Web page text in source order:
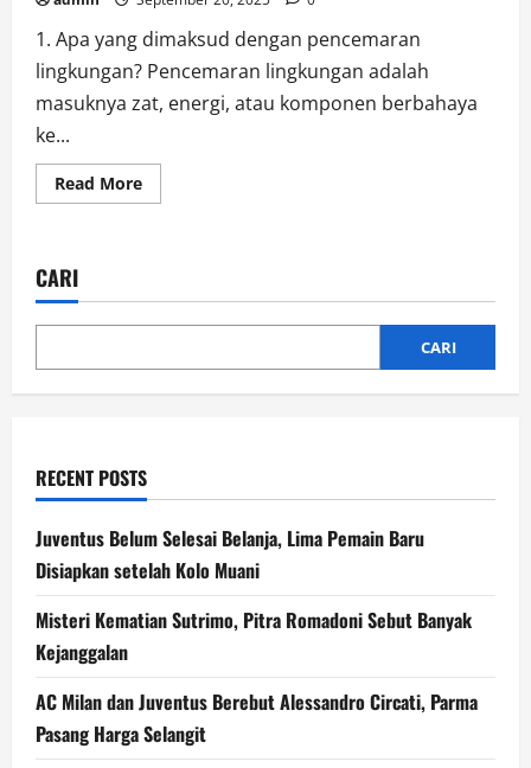
1. Apa yang dimaksud dengan pencemaran
lingkungan? Pencemaran lingkungan adalah
masuknya zat, energi, atau komponen berbahaya
ke...
Read MoreRead
more
agar
Semakin
di
Depan
CARI
CARI
RECENT POSTS
Juventus Belum Selesai Belanja, Lima Pemain Baru
Disiapkan setelah Kolo Muani
Misteri Kematian Sutrimo, Pitra Romadoni Sebut Banyak
Kejanggalan
AC Milan dan Juventus Berebut Alessandro Circati, Parma
Pasang Harga Selangit